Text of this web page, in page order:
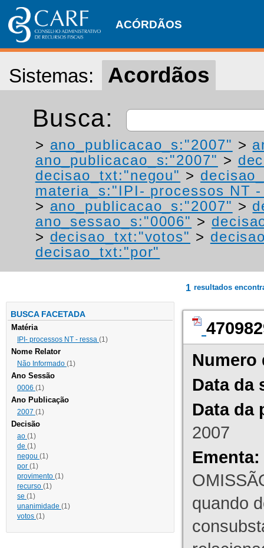
ACÓRDÃOS
Sistemas: Acordãos
Busca:
> ano_publicacao_s:"2007" >
ano_publicacao_s:"2007" >
decisao_txt:"negou" >
materia_s:"IPI- processos NT
> ano_publicacao_s:"2007" >
ano_sessao_s:"0006" >
> decisao_txt:"votos" >
decisao_txt:"por"
BUSCA FACETADA
Matéria
IPI- processos NT - ressa (1)
Nome Relator
Não Informado (1)
Ano Sessão
0006 (1)
Ano Publicação
2007 (1)
Decisão
ao (1)
de (1)
negou (1)
por (1)
provimento (1)
recurso (1)
se (1)
unanimidade (1)
votos (1)
1 resultados
Numero
Data da
Data da
2007
Ementa:
quando